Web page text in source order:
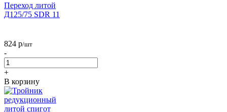
Переход литой
Д125/75 SDR 11
824 р/шт
-
+
В корзину